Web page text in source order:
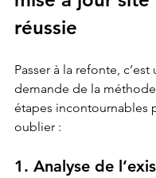
réussie
Passer à la refonte,
demande de la
étapes incontournables
oublier :
1. Analyse de